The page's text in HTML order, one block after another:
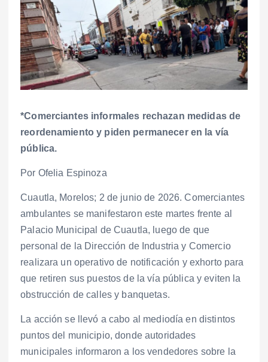
*Comerciantes informales rechazan medidas de
reordenamiento y piden permanecer en la vía
pública.
Por Ofelia Espinoza
Cuautla, Morelos; 2 de junio de 2026. Comerciantes
ambulantes se manifestaron este martes frente al
Palacio Municipal de Cuautla, luego de que
personal de la Dirección de Industria y Comercio
realizara un operativo de notificación y exhorto para
que retiren sus puestos de la vía pública y eviten la
obstrucción de calles y banquetas.
La acción se llevó a cabo al mediodía en distintos
puntos del municipio, donde autoridades
municipales informaron a los vendedores sobre la